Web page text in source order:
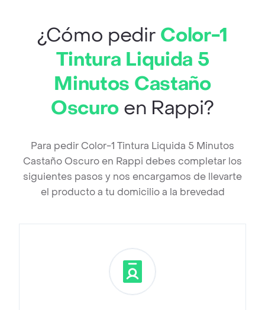
¿Cómo pedir Color-1
Tintura Liquida 5
Minutos Castaño
Oscuro en Rappi?
Para pedir Color-1 Tintura Liquida 5 Minutos
Castaño Oscuro en Rappi debes completar los
siguientes pasos y nos encargamos de llevarte
el producto a tu domicilio a la brevedad